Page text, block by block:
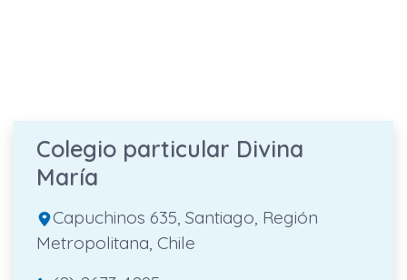
Colegio particular Divina
María
Capuchinos 635, Santiago, Región
Metropolitana, Chile